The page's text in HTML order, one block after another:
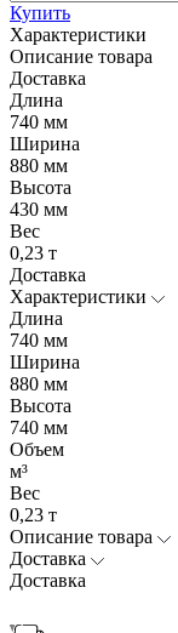
Купить
Характеристики
Описание товара
Доставка
Длина
740 мм
Ширина
880 мм
Высота
430 мм
Вес
0,23 т
Доставка
Характеристики
Длина
740 мм
Ширина
880 мм
Высота
740 мм
Объем
м³
Вес
0,23 т
Описание товара
Доставка
Доставка